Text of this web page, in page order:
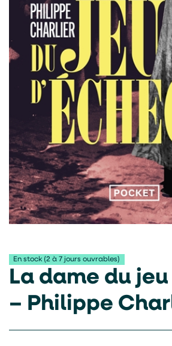
En stock (2 à 7 jours ouvrables)
La dame du jeu
– Philippe